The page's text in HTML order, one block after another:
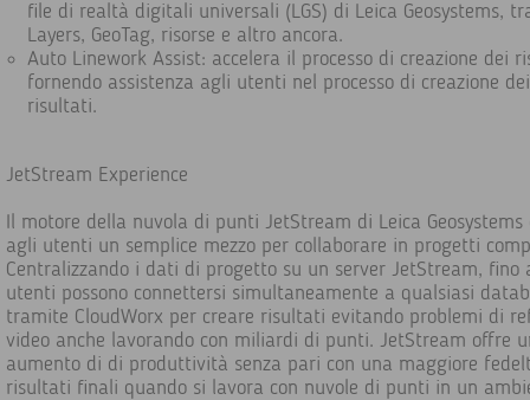
file di realtà digitali universali (LGS) di Leica Geosystems,
Layers, GeoTag, risorse e altro ancora.
Auto Linework Assist: accelera il processo di creazione dei
fornendo assistenza agli utenti nel processo di creazione dei
risultati.
JetStream Experience
Il motore della nuvola di punti JetStream di Leica Geosystems
agli utenti un semplice mezzo per collaborare in progetti
Centralizzando i dati di progetto su un server JetStream, fino
utenti possono connettersi simultaneamente a qualsiasi
tramite CloudWorx per creare risultati evitando problemi di
video anche lavorando con miliardi di punti. JetStream offre
aumento di di produttività senza pari con una maggiore
risultati finali quando si lavora con nuvole di punti in un